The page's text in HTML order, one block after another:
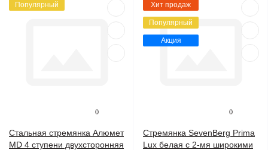
Популярный
0
Стальная стремянка Алюмет
MD 4 ступени двухсторонняя
Хит продаж
Популярный
Акция
0
Стремянка SevenBerg Prima
Lux белая с 2-мя широкими